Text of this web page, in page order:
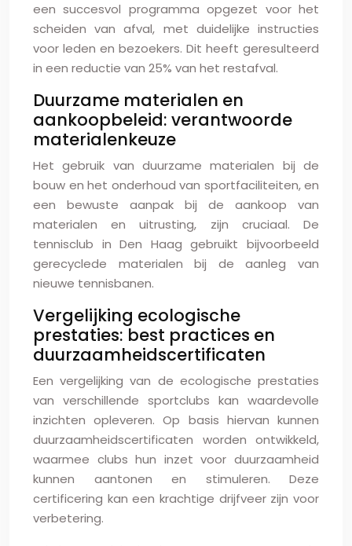
een succesvol programma opgezet voor het
scheiden van afval, met duidelijke instructies
voor leden en bezoekers. Dit heeft geresulteerd
in een reductie van 25% van het restafval.
Duurzame materialen en
aankoopbeleid: verantwoorde
materialenkeuze
Het gebruik van duurzame materialen bij de
bouw en het onderhoud van sportfaciliteiten, en
een bewuste aanpak bij de aankoop van
materialen en uitrusting, zijn cruciaal. De
tennisclub in Den Haag gebruikt bijvoorbeeld
gerecyclede materialen bij de aanleg van
nieuwe tennisbanen.
Vergelijking ecologische
prestaties: best practices en
duurzaamheidscertificaten
Een vergelijking van de ecologische prestaties
van verschillende sportclubs kan waardevolle
inzichten opleveren. Op basis hiervan kunnen
duurzaamheidscertificaten worden ontwikkeld,
waarmee clubs hun inzet voor duurzaamheid
kunnen aantonen en stimuleren. Deze
certificering kan een krachtige drijfveer zijn voor
verbetering.